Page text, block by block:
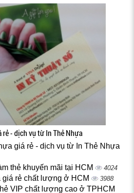
- dịch vụ từ In Thẻ Nhựa
giá rẻ - dịch vụ từ In Thẻ Nhựa
thẻ khuyến mãi tại HCM 4024
giá rẻ chất lượng ở HCM 3988
VIP chất lượng cao ở TPHCM